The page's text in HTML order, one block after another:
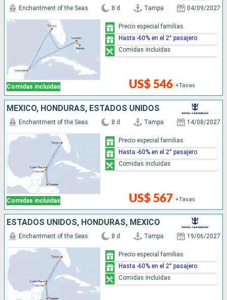
Comidas incluidas
Enchantment of the Seas 8 d Tampa 04/09/2027
US$ 546 +Tasas
Precio especial familias
Hasta -60% en el 2° pasajero
Comidas incluidas
MÉXICO, HONDURAS, ESTADOS UNIDOS
Comidas incluidas
Enchantment of the Seas 8 d Tampa 14/08/2027
US$ 567 +Tasas
Precio especial familias
Hasta -60% en el 2° pasajero
Comidas incluidas
ESTADOS UNIDOS, HONDURAS, MÉXICO
Enchantment of the Seas 8 d Tampa 19/06/2027
Precio especial familias
Hasta -60% en el 2° pasajero
Comidas incluidas